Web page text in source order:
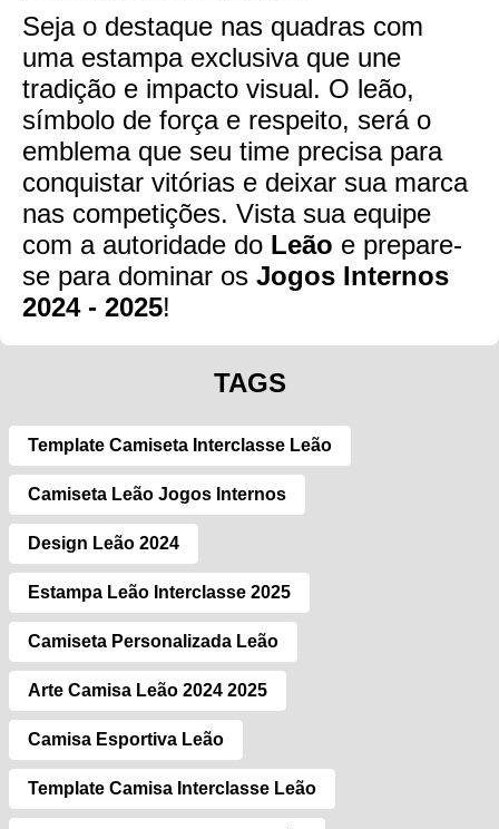
Seja o destaque nas quadras com
uma estampa exclusiva que une
tradição e impacto visual. O leão,
símbolo de força e respeito, será o
emblema que seu time precisa para
conquistar vitórias e deixar sua marca
nas competições. Vista sua equipe
com a autoridade do Leão e prepare-
se para dominar os Jogos Internos
2024 - 2025!
TAGS
Template Camiseta Interclasse Leão
Camiseta Leão Jogos Internos
Design Leão 2024
Estampa Leão Interclasse 2025
Camiseta Personalizada Leão
Arte Camisa Leão 2024 2025
Camisa Esportiva Leão
Template Camisa Interclasse Leão